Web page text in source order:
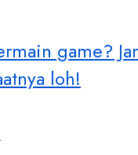
game?
loh!